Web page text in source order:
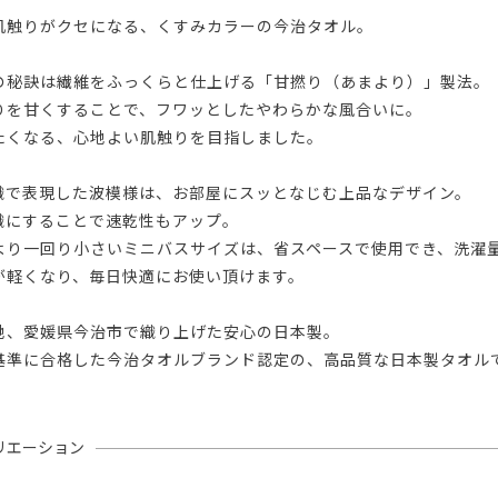
りがクセになる、くすみカラーの今治タオル。
訣は繊維をふっくらと仕上げる「甘撚り（あまより）」製法。
甘くすることで、フワッとしたやわらかな風合いに。
なる、心地よい肌触りを目指しました。
表現した波模様は、お部屋にスッとなじむ上品なデザイン。
することで速乾性もアップ。
一回り小さいミニバスサイズは、省スペースで使用でき、洗濯
くなり、毎日快適にお使い頂けます。
愛媛県今治市で織り上げた安心の日本製。
に合格した今治タオルブランド認定の、高品質な日本製タオル
エーション